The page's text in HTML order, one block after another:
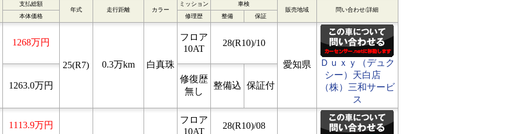
支払総額
年式
走行距離 カラー
ミッション
車検
販売地域
問い合わせ/詳細
本体価格
修理歴 整備 保証
1268万円
25(R7) 0.3万km 白真珠
フロア
10AT
28(R10)/10
愛知県
Ｄｕｘｙ（デュク
シー）天白店
（株）三和サービ
ス
1263.0万円
修復歴
無し
整備込 保証付
1113.9万円
フロア
10AT
28(R10)/08